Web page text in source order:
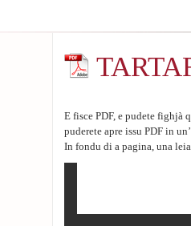
E fisce PDF, e pudete fighjà
puderete apre issu PDF in
In fondu di a pagina, una